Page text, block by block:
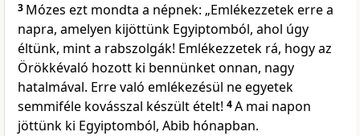
3 Mózes ezt mondta a népnek: „Emlékezzetek erre a
napra, amelyen kijöttünk Egyiptomból, ahol úgy
éltünk, mint a rabszolgák! Emlékezzetek rá, hogy az
Örökkévaló hozott ki bennünket onnan, nagy
hatalmával. Erre való emlékezésül ne egyetek
semmiféle kovásszal készült ételt! 4A mai napon
jöttünk ki Egyiptomból, Abib hónapban.